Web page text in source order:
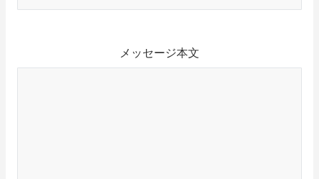
メッセージ本文